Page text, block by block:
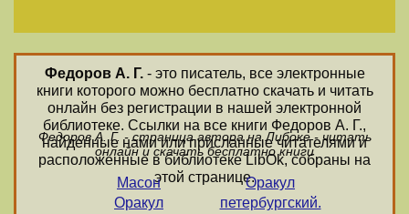
Федоров А. Г.- это писатель, все электронные
книги которого можно бесплатно скачать и читать
онлайн без регистрации в нашей электронной
библиотеке. Ссылки на все книги Федоров А. Г.,
найденные нами или присланные читателями и
расположенные в библиотеке LibOk, собраны на
этой странице.
Федоров А. Г. - страница автора на Либоке - читать
онлайн и скачать бесплатно книги
Масон
Оракул
Оракул
петербургский.